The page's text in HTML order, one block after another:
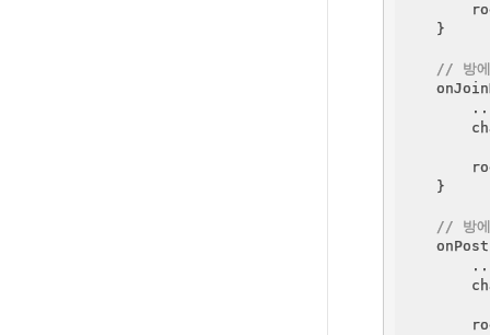
    }
// 방에
    }
// 방에